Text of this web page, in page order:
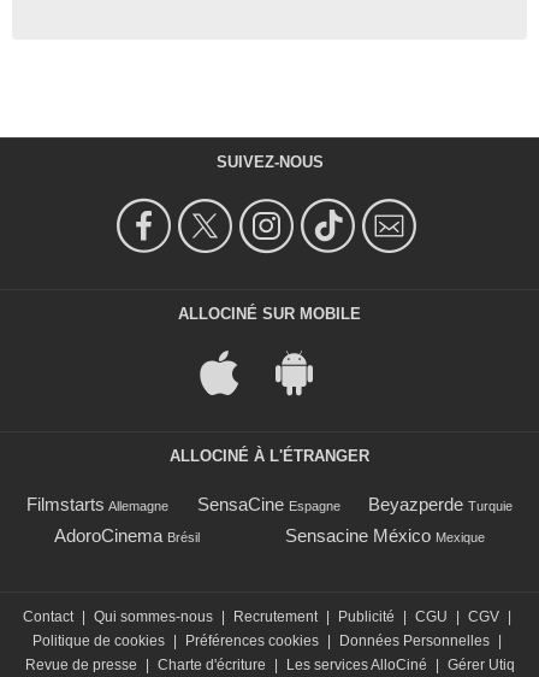
SUIVEZ-NOUS
ALLOCINÉ SUR MOBILE
ALLOCINÉ À L'ÉTRANGER
Filmstarts Allemagne SensaCine Espagne Beyazperde Turquie
AdoroCinema Brésil Sensacine México Mexique
Contact Qui sommes-nous Recrutement Publicité CGU CGV
Politique de cookies
Préférences cookies Données Personnelles
Revue de presse
Charte d'écriture Les services AlloCiné Gérer Utiq